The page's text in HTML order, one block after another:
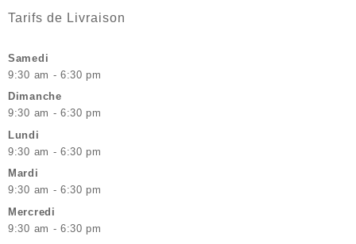
Tarifs de Livraison
Samedi
9:30 am - 6:30 pm
Dimanche
9:30 am - 6:30 pm
Lundi
9:30 am - 6:30 pm
Mardi
9:30 am - 6:30 pm
Mercredi
9:30 am - 6:30 pm